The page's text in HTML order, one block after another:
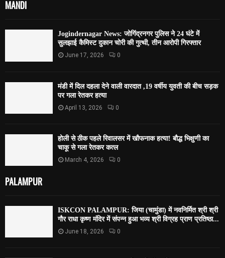
MANDI
Jogindernagar News: जोगिंद्रनगर पुलिस ने 24 घंटे में
सुलझाई कैमिस्ट दुकान चोरी की गुत्थी, तीन आरोपी गिरफ्तार
June 17, 2026 0
मंडी में दिल दहला देने वाली वारदात ,19 वर्षीय युवती की बीच सड़क
पर गला रेतकर हत्या
April 13, 2026 0
होली से ठीक पहले रिवालसर में खौफनाक हत्या! बौद्ध भिक्षुणी का
चाकू से गला रेतकर कत्ल
March 4, 2026 0
PALAMPUR
ISKCON PALAMPUR: जिया (चामुंडा) में नवनिर्मित श्री श्री
गौर राधा कृष्ण मंदिर में संपन्न हुआ भव्य श्री विग्रह प्राण प्रतिष्ठा...
June 18, 2026 0